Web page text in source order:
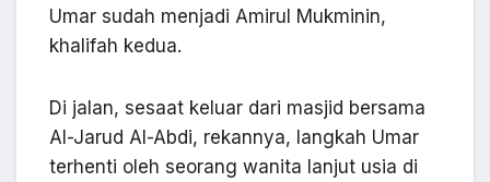
Umar sudah menjadi Amirul Mukminin,
khalifah kedua.
Di jalan, sesaat keluar dari masjid bersama
Al-Jarud Al-Abdi, rekannya, langkah Umar
terhenti oleh seorang wanita lanjut usia di